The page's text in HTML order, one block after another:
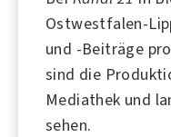
Ostwestfalen-
und -Beiträge
sind die
Mediathek und
sehen.